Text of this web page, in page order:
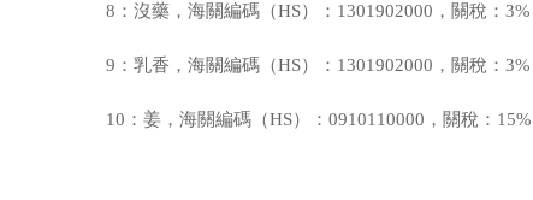
8：沒藥，海關編碼（HS）：1301902000，關稅：
9：乳香，海關編碼（HS）：1301902000，關稅：
10：姜，海關編碼（HS）：0910110000，關稅：